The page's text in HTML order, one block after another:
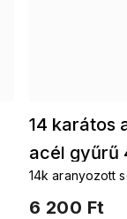
14 karátos
acél gyűrű
6 200 Ft
14k aranyozott